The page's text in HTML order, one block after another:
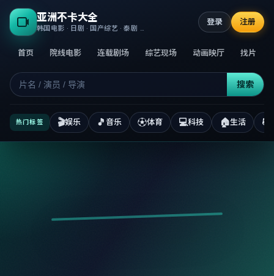
亚洲不卡大全
首页 院线电影 连载剧场 综艺现场 动画映厅 找片
搜索
登录 注册
热门标签 🎬娱乐 🎵 音乐 ⚽体育 💻科技 🏠生活 📚